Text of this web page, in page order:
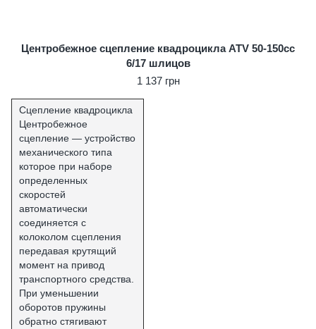
Центробежное сцепление квадроцикла ATV 50-150cc
6/17 шлицов
1 137 грн
Сцепление квадроцикла
Центробежное
сцепление — устройство
механического типа
которое при наборе
определенных
скоростей
автоматически
соединяется с
колоколом сцепления
передавая крутящий
момент на привод
транспортного средства.
При уменьшении
оборотов пружины
обратно стягивают